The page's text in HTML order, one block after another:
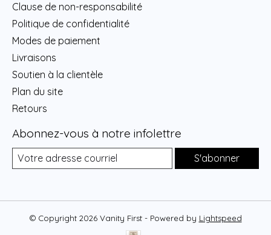
Clause de non-responsabilité
Politique de confidentialité
Modes de paiement
Livraisons
Soutien à la clientèle
Plan du site
Retours
Abonnez-vous à notre infolettre
S'abonner
© Copyright 2026 Vanity First - Powered by Lightspeed